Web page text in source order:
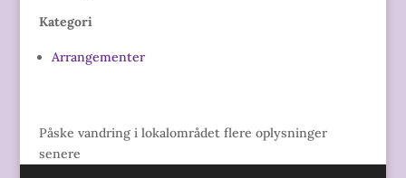
Kategori
Arrangementer
Påske vandring i lokalområdet flere oplysninger
senere